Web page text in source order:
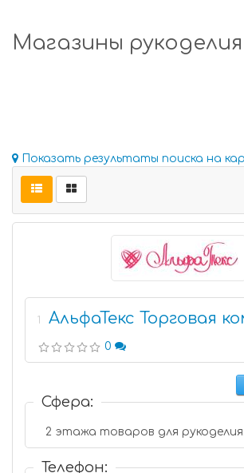
Магазины рукоделия
Показать результаты поиска на
1 АльфаТекс Торговая
0
Сфера:
2 этажа товаров для рукоделия.
Телефон: